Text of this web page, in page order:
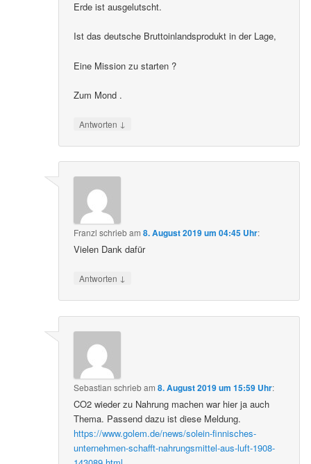
Erde ist ausgelutscht.
Ist das deutsche Bruttoinlandsprodukt in der Lage,
Eine Mission zu starten ?
Zum Mond .
Antworten ↓
Franzl schriebam8. August 2019 um 04:45 Uhr:
Vielen Dank dafür
Antworten ↓
Sebastian schriebam8. August 2019 um 15:59 Uhr:
CO2 wieder zu Nahrung machen war hier ja auch
Thema. Passend dazu ist diese Meldung.
https://www.golem.de/news/solein-finnisches-
unternehmen-schafft-nahrungsmittel-aus-luft-1908-